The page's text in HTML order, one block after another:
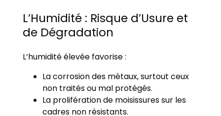
L’Humidité : Risque d’Usure et
de Dégradation
L’humidité élevée favorise :
La corrosion des métaux, surtout ceux
non traités ou mal protégés.
La prolifération de moisissures sur les
cadres non résistants.